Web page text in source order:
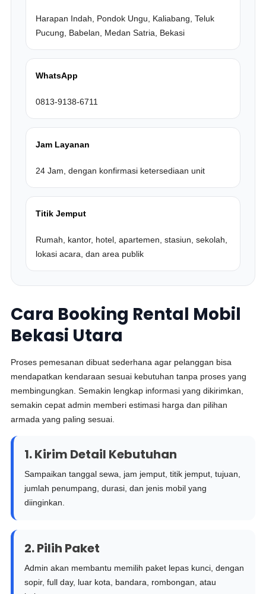
Harapan Indah, Pondok Ungu, Kaliabang, Teluk
Pucung, Babelan, Medan Satria, Bekasi
WhatsApp
0813-9138-6711
Jam Layanan
24 Jam, dengan konfirmasi ketersediaan unit
Titik Jemput
Rumah, kantor, hotel, apartemen, stasiun, sekolah,
lokasi acara, dan area publik
Cara Booking Rental Mobil
Bekasi Utara
Proses pemesanan dibuat sederhana agar pelanggan bisa
mendapatkan kendaraan sesuai kebutuhan tanpa proses yang
membingungkan. Semakin lengkap informasi yang dikirimkan,
semakin cepat admin memberi estimasi harga dan pilihan
armada yang paling sesuai.
1. Kirim Detail Kebutuhan
Sampaikan tanggal sewa, jam jemput, titik jemput, tujuan,
jumlah penumpang, durasi, dan jenis mobil yang
diinginkan.
2. Pilih Paket
Admin akan membantu memilih paket lepas kunci, dengan
sopir, full day, luar kota, bandara, rombongan, atau